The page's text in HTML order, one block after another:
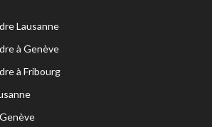
Lausanne
à Genève
à Fribourg